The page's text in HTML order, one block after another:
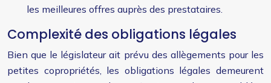
les meilleures offres auprès des prestataires.
Complexité des obligations légales
Bien que le législateur ait prévu des allègements pour les
petites copropriétés, les obligations légales demeurent